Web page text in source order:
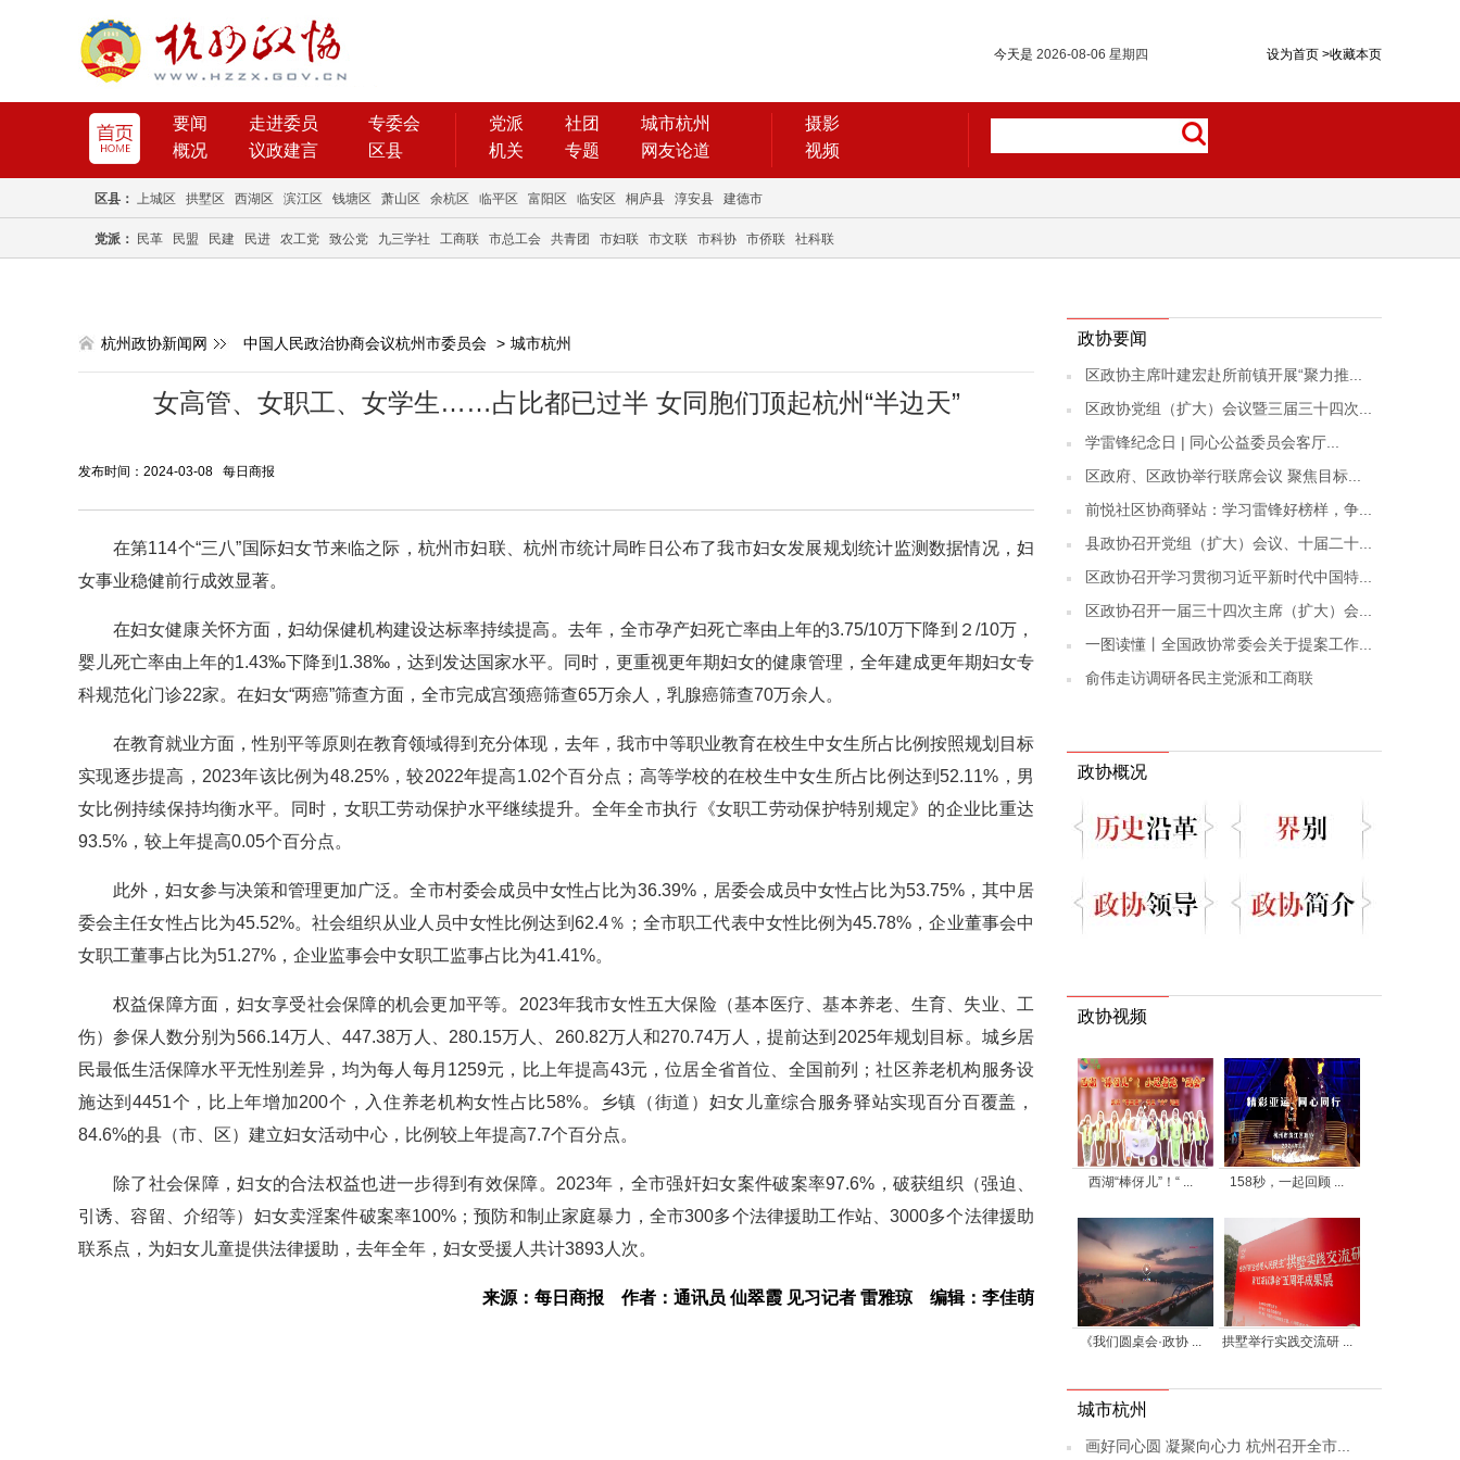
设为首页 >收藏本页
今天是 2026-08-06 星期四
要闻 走进委员
专委会
概况
议政建言 区县
党派 社团
城市杭州
机关
专题 网友论道
摄影
视频
区县： 上城区 拱墅区 西湖区 滨江区 钱塘区 萧山区 余杭区 临平区 富阳区 临安区 桐庐县 淳安县 建德市
党派： 民革 民盟 民建 民进 农工党 致公党 九三学社 工商联 市总工会 共青团 市妇联 市文联 市科协 市侨联 社科联
杭州政协新闻网 中国人民政治协商会议杭州市委员会 > 城市杭州
女高管、女职工、女学生……占比都已过半 女同胞们顶起杭州“半边天”
发布时间：2024-03-08 每日商报
在第114个“三八”国际妇女节来临之际，杭州市妇联、杭州市统计局昨日公布了我市妇女发展规划统计监测数据情况，妇
女事业稳健前行成效显著。
在妇女健康关怀方面，妇幼保健机构建设达标率持续提高。去年，全市孕产妇死亡率由上年的3.75/10万下降到２/10万，
婴儿死亡率由上年的1.43‰下降到1.38‰，达到发达国家水平。同时，更重视更年期妇女的健康管理，全年建成更年期妇女专
科规范化门诊22家。在妇女“两癌”筛查方面，全市完成宫颈癌筛查65万余人，乳腺癌筛查70万余人。
在教育就业方面，性别平等原则在教育领域得到充分体现，去年，我市中等职业教育在校生中女生所占比例按照规划目标
实现逐步提高，2023年该比例为48.25%，较2022年提高1.02个百分点；高等学校的在校生中女生所占比例达到52.11%，男
女比例持续保持均衡水平。同时，女职工劳动保护水平继续提升。全年全市执行《女职工劳动保护特别规定》的企业比重达
93.5%，较上年提高0.05个百分点。
此外，妇女参与决策和管理更加广泛。全市村委会成员中女性占比为36.39%，居委会成员中女性占比为53.75%，其中居
委会主任女性占比为45.52%。社会组织从业人员中女性比例达到62.4％；全市职工代表中女性比例为45.78%，企业董事会中
女职工董事占比为51.27%，企业监事会中女职工监事占比为41.41%。
权益保障方面，妇女享受社会保障的机会更加平等。2023年我市女性五大保险（基本医疗、基本养老、生育、失业、工
伤）参保人数分别为566.14万人、447.38万人、280.15万人、260.82万人和270.74万人，提前达到2025年规划目标。城乡居
民最低生活保障水平无性别差异，均为每人每月1259元，比上年提高43元，位居全省首位、全国前列；社区养老机构服务设
施达到4451个，比上年增加200个，入住养老机构女性占比58%。乡镇（街道）妇女儿童综合服务驿站实现百分百覆盖，
84.6%的县（市、区）建立妇女活动中心，比例较上年提高7.7个百分点。
除了社会保障，妇女的合法权益也进一步得到有效保障。2023年，全市强奸妇女案件破案率97.6%，破获组织（强迫、
引诱、容留、介绍等）妇女卖淫案件破案率100%；预防和制止家庭暴力，全市300多个法律援助工作站、3000多个法律援助
联系点，为妇女儿童提供法律援助，去年全年，妇女受援人共计3893人次。
来源：每日商报 作者：通讯员 仙翠霞 见习记者 雷雅琼 编辑：李佳萌
政协要闻
区政协主席叶建宏赴所前镇开展“聚力推...
区政协党组（扩大）会议暨三届三十四次...
学雷锋纪念日 | 同心公益委员会客厅...
区政府、区政协举行联席会议 聚焦目标...
前悦社区协商驿站：学习雷锋好榜样，争...
县政协召开党组（扩大）会议、十届二十...
区政协召开学习贯彻习近平新时代中国特...
区政协召开一届三十四次主席（扩大）会...
一图读懂丨全国政协常委会关于提案工作...
俞伟走访调研各民主党派和工商联
政协概况
政协视频
西湖“棒伢儿”！“ ... 158秒，一起回顾 ...
《我们圆桌会·政协 ... 拱墅举行实践交流研 ...
城市杭州
画好同心圆 凝聚向心力 杭州召开全市...